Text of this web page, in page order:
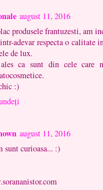
august 11, 2016
produsele frantuzesti, am
adevar respecta o calitate
de lux.
ca sunt din cele care
:)
august 11, 2016
sunt curioasa... :)